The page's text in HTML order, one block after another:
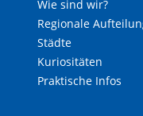
Wie sind wir?
Regionale
Städte
Kuriositäten
Praktische Infos